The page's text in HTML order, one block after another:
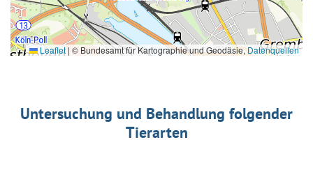
Leaflet | © Bundesamt für Kartographie und Geodäsie,Datenquellen
Untersuchung und Behandlung folgender
Tierarten